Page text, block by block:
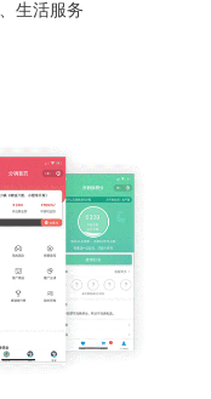
生活服务